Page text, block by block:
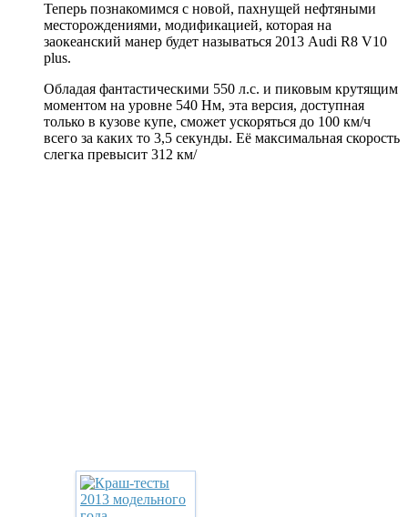
Теперь познакомимся с новой, пахнущей нефтяными
месторождениями, модификацией, которая на
заокеанский манер будет называться 2013 Audi R8 V10
plus.
Обладая фантастическими 550 л.с. и пиковым крутящим
моментом на уровне 540 Нм, эта версия, доступная
только в кузове купе, сможет ускоряться до 100 км/ч
всего за каких то 3,5 секунды. Её максимальная скорость
слегка превысит 312 км/